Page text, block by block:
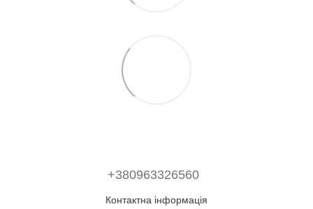
+380963326560
Контактна інформація